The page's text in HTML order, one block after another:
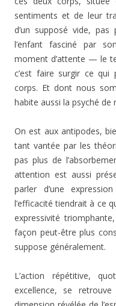
sentiments et de leur
d’un supposé vide,
l’enfant fasciné par
moment d’attente — le
c’est faire surgir ce
corps. Et dont nous
habite aussi la psyché de
On est aux antipodes,
tant vantée par les
pas plus de
attention est aussi
parler d’une
l’efficacité tiendrait à ce
expressivité
façon peut-être plus
suppose généralement.
L’action répétitive,
excellence, se